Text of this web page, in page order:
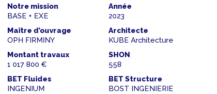
Notre mission
BASE + EXE
Année
2023
Maître d’ouvrage
OPH FIRMINY
Architecte
KUBE Architecture
Montant travaux
1 017 800 €
SHON
558
BET Fluides
INGENIUM
BET Structure
BOST INGENIERIE